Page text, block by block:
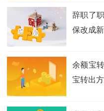
辞职了
保改成
余额宝
宝转出